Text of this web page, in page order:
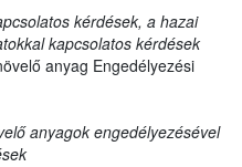
kérdések, a hazai
kapcsolatos kérdések
anyag Engedélyezési
anyagok engedélyezésével